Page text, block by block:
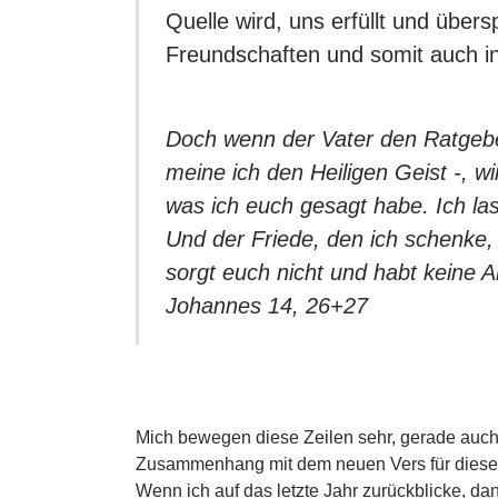
Quelle wird, uns erfüllt und
Freundschaften und somit auch
Doch wenn der Vater den
meine ich den Heiligen Geist -,
was ich euch gesagt habe. Ich
Und der Friede, den ich
sorgt euch nicht und habt keine
Johannes 14, 26+27
Mich bewegen diese Zeilen sehr, gerade
Zusammenhang mit dem neuen Vers für
Wenn ich auf das letzte Jahr zurückblicke,
Erfahrungen mit Jesus, jeden Tag aufs Neue